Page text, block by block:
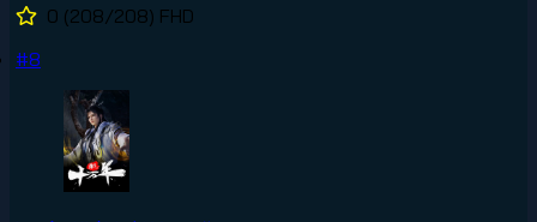
0 (208/208) FHD
#8